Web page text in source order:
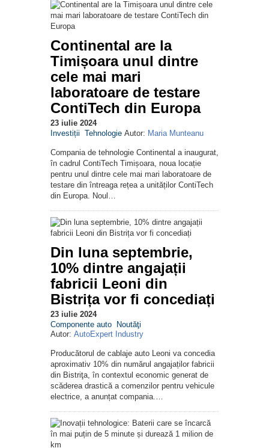
Continental are la
Timișoara unul dintre
cele mai mari
laboratoare de testare
ContiTech din Europa
23 iulie 2024
Investiții Tehnologie Autor: Maria Munteanu
Compania de tehnologie Continental a inaugurat,
în cadrul ContiTech Timișoara, noua locație
pentru unul dintre cele mai mari laboratoare de
testare din întreaga rețea a unităților ContiTech
din Europa. Noul…
Din luna septembrie,
10% dintre angajații
fabricii Leoni din
Bistrița vor fi concediați
23 iulie 2024
Componente auto Noutăţi
Autor: AutoExpert Industry
Producătorul de cablaje auto Leoni va concedia
aproximativ 10% din numărul angajaților fabricii
din Bistriţa, în contextul economic generat de
scăderea drastică a comenzilor pentru vehicule
electrice, a anunțat compania.…